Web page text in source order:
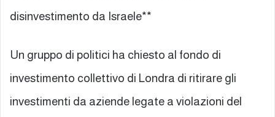
disinvestimento da Israele**
Un gruppo di politici ha chiesto al fondo di
investimento collettivo di Londra di ritirare gli
investimenti da aziende legate a violazioni del